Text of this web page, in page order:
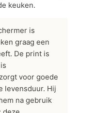
keuken.
is
graag een
De print is
voor goede
levensduur. Hij
na gebruik